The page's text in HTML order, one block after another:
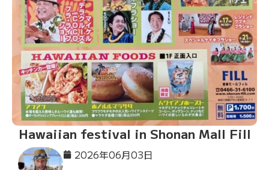
Hawaiian festival in Shonan Mall Fill
2026年06月03日